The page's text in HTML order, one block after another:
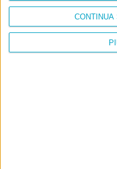
CONTINUA